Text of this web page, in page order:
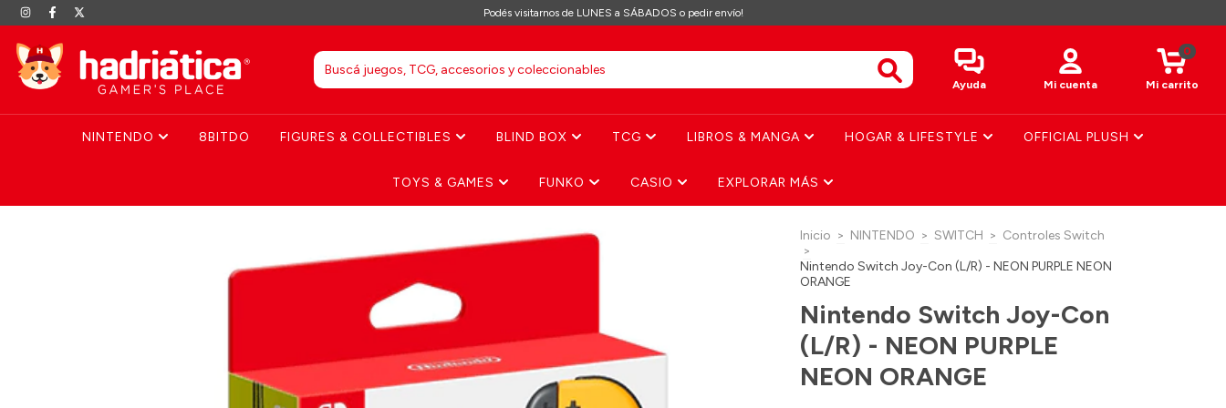
Podés visitarnos de LUNES a SÁBADOS o pedir envío!
Ayuda Mi cuenta Mi carrito
0
NINTENDO 8BITDO FIGURES & COLLECTIBLES BLIND BOX TCG LIBROS & MANGA HOGAR & LIFESTYLE OFFICIAL PLUSH
TOYS & GAMES FUNKO CASIO EXPLORAR MÁS
Inicio > NINTENDO > SWITCH > Controles Switch
>
Nintendo Switch Joy-Con (L/R) - NEON PURPLE NEON
ORANGE
Nintendo Switch Joy-Con
(L/R) - NEON PURPLE
NEON ORANGE